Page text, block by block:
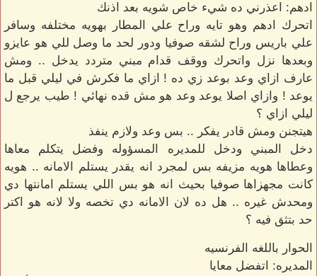
ادهم: اعذرني ده شيء خاص شويه بعد اذنك
اتحرك ادهم وهو تايه وراح علي المطار بهويه مختلفه وسافر
علي باريس وراح لشقه صوفيا ودور لحد ما وصل للي هو عايزو
وبعدها نزل واتحرك ووقف قدام مبني متردد يدخل .. ومش
عارف ازاي وعد بوعد زي ده ! ازاي ما فكرش في ليلي قبل ما
يوعد ! وازاي اصلا يوعد وعد هو مش قده نهائي ! طيب يرجع ل
ليلي ازاي ؟
هيتجنن ومش قادر يفكر .. بس وعد ولازم ينفذ
دخل المبني ودخل للمديره المسؤوله وفضل يتكلم معاها
وعطاها هويه مزيفه بس لمجرد انه يقدر يستلم الامانه .. هويه
كانت مجهزاها صوفيا بحيث انه هو بس اللي يستلم امانتها دي
ومحدش غيره .. هل ده لان الامانه دي تخصه ولا لانه هو اكتر
حد بتثق فيه ؟
الحوار باللغه الفرنسيه
المديره: اتفضل معايا